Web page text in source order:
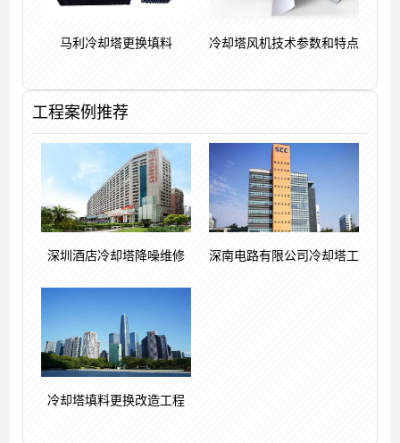
马利冷却塔更换填料 冷却塔风机技术参数和特点
工程案例推荐
深圳酒店冷却塔降噪维修 深南电路有限公司冷却塔工
冷却塔填料更换改造工程